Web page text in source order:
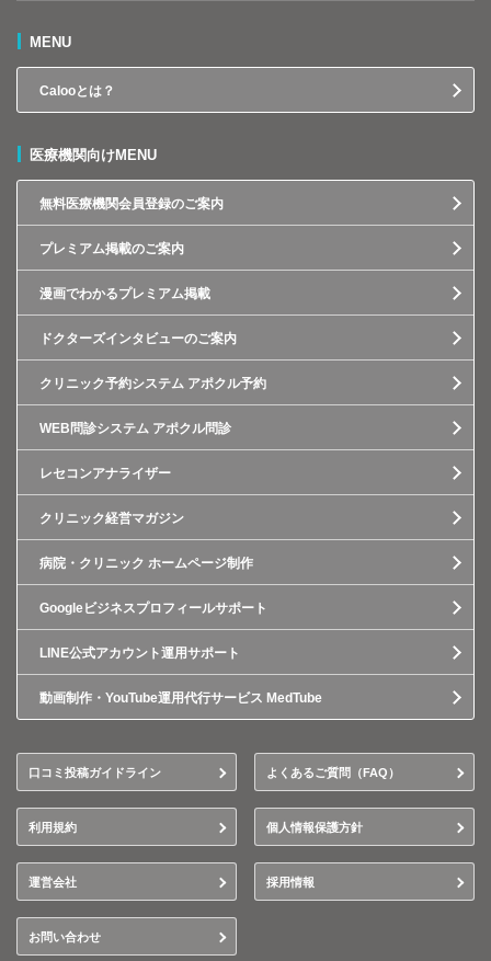
MENU
Calooとは？
医療機関向けMENU
無料医療機関会員登録のご案内
プレミアム掲載のご案内
漫画でわかるプレミアム掲載
ドクターズインタビューのご案内
クリニック予約システム アポクル予約
WEB問診システム アポクル問診
レセコンアナライザー
クリニック経営マガジン
病院・クリニック ホームページ制作
Googleビジネスプロフィールサポート
LINE公式アカウント運用サポート
動画制作・YouTube運用代行サービス MedTube
口コミ投稿ガイドライン よくあるご質問（FAQ）
利用規約 個人情報保護方針
運営会社 採用情報
お問い合わせ